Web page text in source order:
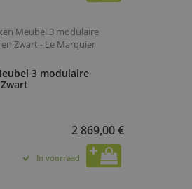
3 modulaire
2 869,00 €
In voorraad